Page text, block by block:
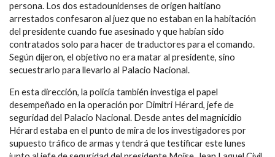
persona. Los dos estadounidenses de origen haitiano
arrestados confesaron al juez que no estaban en la habitación
del presidente cuando fue asesinado y que habían sido
contratados solo para hacer de traductores para el comando.
Según dijeron, el objetivo no era matar al presidente, sino
secuestrarlo para llevarlo al Palacio Nacional.
En esta dirección, la policía también investiga el papel
desempeñado en la operación por Dimitri Hérard, jefe de
seguridad del Palacio Nacional. Desde antes del magnicidio
Hérard estaba en el punto de mira de los investigadores por
supuesto tráfico de armas y tendrá que testificar este lunes